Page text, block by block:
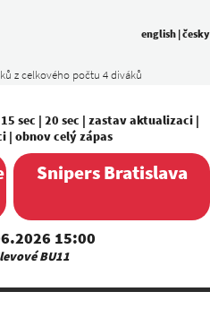
z celkového počtu 4 diváků
english |česky
15 sec | 20 sec | zastav aktualizaci|
| obnov celý zápas
15:00
BU11
Snipers Bratislava